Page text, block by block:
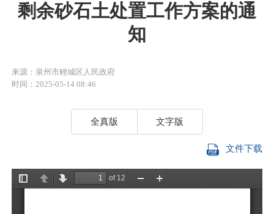
剩余砂石土处置工作方案的通
知
来源：泉州市鲤城区人民政府
时间：2025-05-14 08:46
全真版 文字版
文件下载